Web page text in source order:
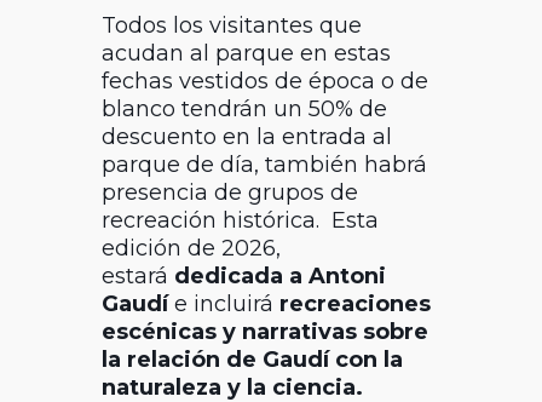
Todos los visitantes que
acudan al parque en estas
fechas vestidos de época o de
blanco tendrán un 50% de
descuento en la entrada al
parque de día, también habrá
presencia de grupos de
recreación histórica. Esta
edición de 2026,
estará dedicada a Antoni
Gaudíe incluirá recreaciones
escénicas y narrativas sobre
la relación de Gaudí con la
naturaleza y la ciencia.